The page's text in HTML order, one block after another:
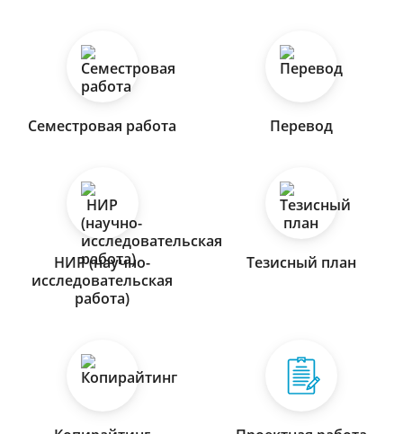
Семестровая работа Перевод
НИР (научно-
исследовательская
работа)
Тезисный план